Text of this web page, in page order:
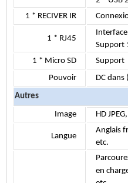
1 * RECIVER IR
1 * RJ45
Support
1 * Micro SD
Support
Pouvoir
DC dans
Autres
Image HD
Langue
Anglais
etc.
en